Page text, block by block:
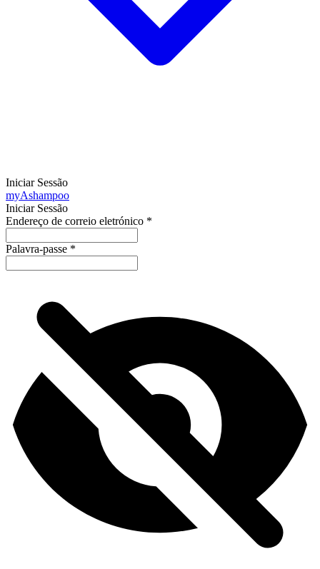
Iniciar Sessão
myAshampoo
Iniciar Sessão
Endereço de correio eletrónico *
Palavra-passe *